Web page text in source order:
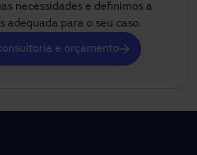
necessidades e definimos a
adequada para o seu caso.
e orçamento